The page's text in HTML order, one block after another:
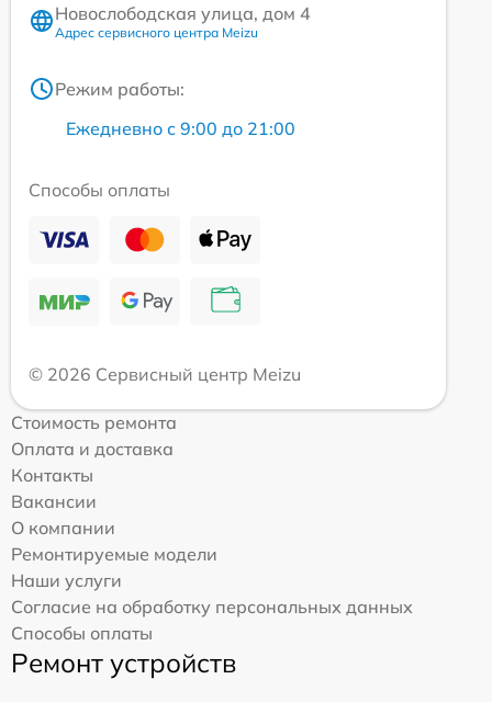
Новослободская улица, дом 4
Адрес сервисного центра Meizu
Режим работы:
Ежедневно с 9:00 до 21:00
Способы оплаты
© 2026 Сервисный центр Meizu
Стоимость ремонта
Оплата и доставка
Контакты
Вакансии
О компании
Ремонтируемые модели
Наши услуги
Согласие на обработку персональных данных
Способы оплаты
Ремонт устройств